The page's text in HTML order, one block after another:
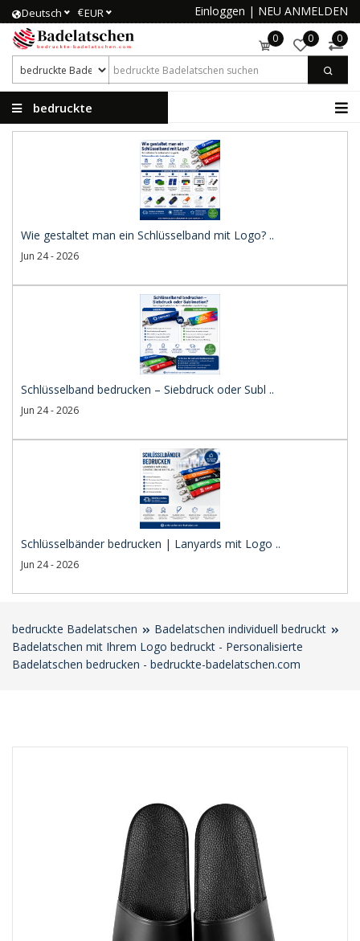
Deutsch €EUR Einloggen | NEU ANMELDEN
0 0 0
bedruckte
Wie gestaltet man ein Schlüsselband mit Logo? ..
Jun 24 - 2026
Schlüsselband bedrucken – Siebdruck oder Subl ..
Jun 24 - 2026
Schlüsselbänder bedrucken | Lanyards mit Logo ..
Jun 24 - 2026
bedruckte Badelatschen
Badelatschen individuell bedruckt
Badelatschen mit Ihrem Logo bedruckt - Personalisierte
Badelatschen bedrucken - bedruckte-badelatschen.com